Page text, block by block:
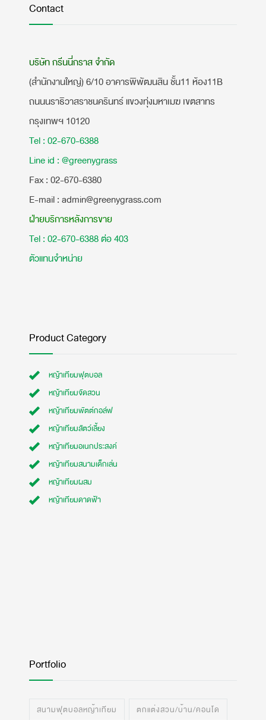
Contact
บริษัท กรีนนี่กราส จำกัด
(สำนักงานใหญ่) 6/10 อาคารพิพัฒนสิน ชั้น11 ห้อง11B
ถนนนราธิวาสราชนครินทร์ แขวงทุ่งมหาเมฆ เขตสาทร
กรุงเทพฯ 10120
Tel : 02-670-6388
Line id : @greenygrass
​Fax : 02-670-6380
E-mail : admin@greenygrass.com
ฝ่ายบริการหลังการขาย
Tel : 02-670-6388 ต่อ 403
ตัวแทนจำหน่าย
Product Category
หญ้าเทียมฟุตบอล
หญ้าเทียมจัดสวน
หญ้าเทียมพัตต์กอล์ฟ
หญ้าเทียมสัตว์เลี้ยง
หญ้าเทียมอเนกประสงค์
หญ้าเทียมสนามเด็กเล่น
หญ้าเทียมผสม
หญ้าเทียมดาดฟ้า
Portfolio
สนามฟุตบอลหญ้าเทียม ตกแต่งสวน/บ้าน/คอนโด